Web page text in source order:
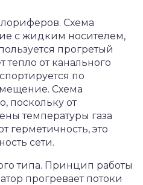
Схема
с жидким носителем,
прогретый
тепло от канального
по
Схема
поскольку от
температуры газа
герметичность, это
сети.
типа. Принцип работы
прогревает потоки